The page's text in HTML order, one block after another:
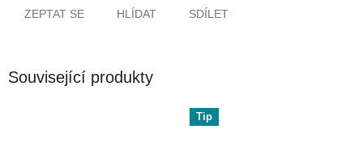
ZEPTAT SE HLÍDAT SDÍLET
Související produkty
Tip